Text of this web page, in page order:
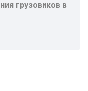
грузовиков в